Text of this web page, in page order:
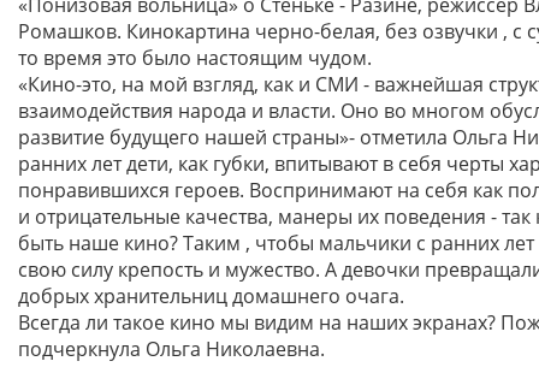
Ромашков. Кинокартина черно-белая, без озвучки , с
то время это было настоящим чудом.
«Кино-это, на мой взгляд, как и СМИ - важнейшая
взаимодействия народа и власти. Оно во многом
развитие будущего нашей страны»- отметила Ольга
ранних лет дети, как губки, впитывают в себя черты
понравившихся героев. Воспринимают на себя как
и отрицательные качества, манеры их поведения -
быть наше кино? Таким , чтобы мальчики с ранних лет
свою силу крепость и мужество. А девочки
добрых хранительниц домашнего очага.
Всегда ли такое кино мы видим на наших экранах?
подчеркнула Ольга Николаевна.